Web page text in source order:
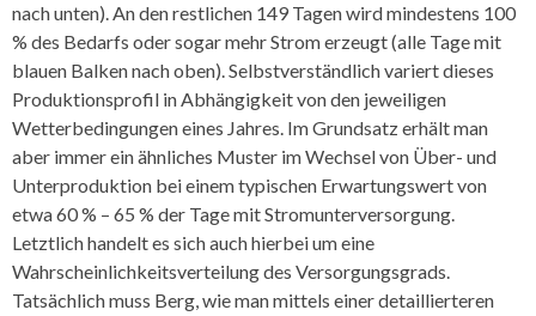
nach unten). An den restlichen 149 Tagen wird mindestens 100
% des Bedarfs oder sogar mehr Strom erzeugt (alle Tage mit
blauen Balken nach oben). Selbstverständlich variert dieses
Produktionsprofil in Abhängigkeit von den jeweiligen
Wetterbedingungen eines Jahres. Im Grundsatz erhält man
aber immer ein ähnliches Muster im Wechsel von Über- und
Unterproduktion bei einem typischen Erwartungswert von
etwa 60 % – 65 % der Tage mit Stromunterversorgung.
Letztlich handelt es sich auch hierbei um eine
Wahrscheinlichkeitsverteilung des Versorgungsgrads.
Tatsächlich muss Berg, wie man mittels einer detaillierteren